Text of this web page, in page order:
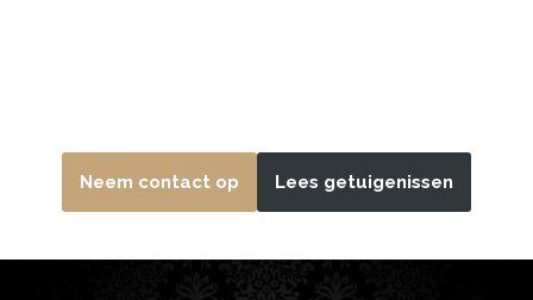
Neem contact op Lees getuigenissen